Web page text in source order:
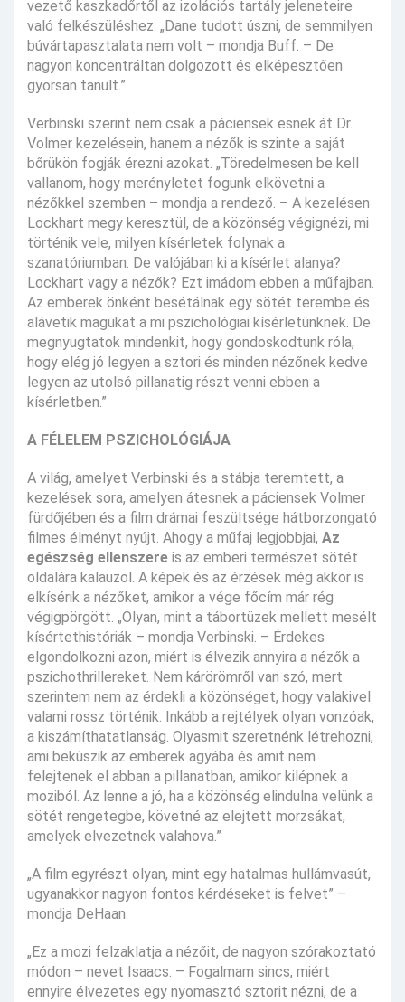
vezető kaszkadőrtől az izolációs tartály jeleneteire
való felkészüléshez. „Dane tudott úszni, de semmilyen
búvártapasztalata nem volt – mondja Buff. – De
nagyon koncentráltan dolgozott és elképesztően
gyorsan tanult.”
Verbinski szerint nem csak a páciensek esnek át Dr.
Volmer kezelésein, hanem a nézők is szinte a saját
bőrükön fogják érezni azokat. „Töredelmesen be kell
vallanom, hogy merényletet fogunk elkövetni a
nézőkkel szemben – mondja a rendező. – A kezelésen
Lockhart megy keresztül, de a közönség végignézi, mi
történik vele, milyen kísérletek folynak a
szanatóriumban. De valójában ki a kísérlet alanya?
Lockhart vagy a nézők? Ezt imádom ebben a műfajban.
Az emberek önként besétálnak egy sötét terembe és
alávetik magukat a mi pszichológiai kísérletünknek. De
megnyugtatok mindenkit, hogy gondoskodtunk róla,
hogy elég jó legyen a sztori és minden nézőnek kedve
legyen az utolsó pillanatig részt venni ebben a
kísérletben.”
A FÉLELEM PSZICHOLÓGIÁJA
A világ, amelyet Verbinski és a stábja teremtett, a
kezelések sora, amelyen átesnek a páciensek Volmer
fürdőjében és a film drámai feszültsége hátborzongató
filmes élményt nyújt. Ahogy a műfaj legjobbjai, Az
egészség ellenszere is az emberi természet sötét
oldalára kalauzol. A képek és az érzések még akkor is
elkísérik a nézőket, amikor a vége főcím már rég
végigpörgött. „Olyan, mint a tábortüzek mellett mesélt
kísértethistóriák – mondja Verbinski. – Érdekes
elgondolkozni azon, miért is élvezik annyira a nézők a
pszichothrillereket. Nem kárörömről van szó, mert
szerintem nem az érdekli a közönséget, hogy valakivel
valami rossz történik. Inkább a rejtélyek olyan vonzóak,
a kiszámíthatatlanság. Olyasmit szeretnénk létrehozni,
ami bekúszik az emberek agyába és amit nem
felejtenek el abban a pillanatban, amikor kilépnek a
moziból. Az lenne a jó, ha a közönség elindulna velünk a
sötét rengetegbe, követné az elejtett morzsákat,
amelyek elvezetnek valahova.”
„A film egyrészt olyan, mint egy hatalmas hullámvasút,
ugyanakkor nagyon fontos kérdéseket is felvet” –
mondja DeHaan.
„Ez a mozi felzaklatja a nézőit, de nagyon szórakoztató
módon – nevet Isaacs. – Fogalmam sincs, miért
ennyire élvezetes egy nyomasztó sztorit nézni, de a